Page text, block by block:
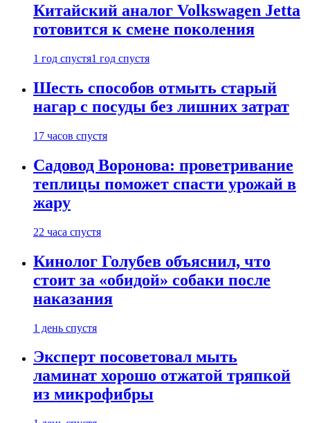
Китайский аналог Volkswagen Jetta
готовится к смене поколения
1 год спустя1 год спустя
Шесть способов отмыть старый
нагар с посуды без лишних затрат
17 часов спустя
Садовод Воронова: проветривание
теплицы поможет спасти урожай в
жару
22 часа спустя
Кинолог Голубев объяснил, что
стоит за «обидой» собаки после
наказания
1 день спустя
Эксперт посоветовал мыть
ламинат хорошо отжатой тряпкой
из микрофибры